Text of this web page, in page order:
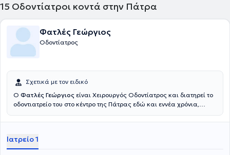
15 Οδοντίατροι κοντά στην Πάτρα
Φατλές Γεώργιος
Οδοντίατρος
Σχετικά με τον ειδικό
Ο Φατλές Γεώργιος είναι Χειρουργός Οδοντίατρος και διατηρεί το
οδοντιατρείο του στο κέντρο της Πάτρας εδώ και εννέα χρόνια,
κάθε ασθενή. Δραστηριοποιείται σε όλο το φάσμα της γενικής
περιστατικό. Μετά από τις βασικές σπουδές του, διάρκειας έξι
ετών, στη Γενική Οδοντιατρική, ο Γεώργιος Φατλές πραγματοποίησε
Ιατρείο 1